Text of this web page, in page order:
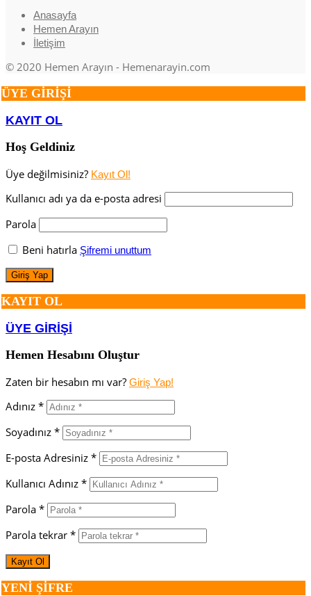
Anasayfa
Hemen Arayın
İletişim
© 2020 Hemen Arayın - Hemenarayin.com
ÜYE GİRİŞİ
KAYIT OL
Hoş Geldiniz
Üye değilmisiniz? Kayıt Ol!
Kullanıcı adı ya da e-posta adresi
Parola
Beni hatırla Şifremi unuttum
KAYIT OL
ÜYE GİRİŞİ
Hemen Hesabını Oluştur
Zaten bir hesabın mı var? Giriş Yap!
Adınız *
Soyadınız *
E-posta Adresiniz *
Kullanıcı Adınız *
Parola *
Parola tekrar *
YENİ ŞİFRE